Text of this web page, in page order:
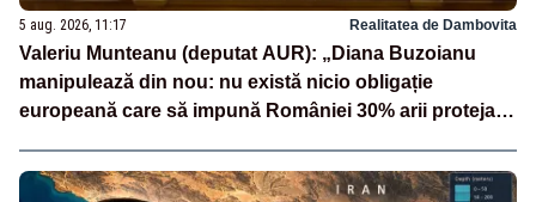
5 aug. 2026, 11:17 Realitatea de Dambovita
Valeriu Munteanu (deputat AUR): „Diana Buzoianu
manipulează din nou: nu există nicio obligație
europeană care să impună României 30% arii protejate